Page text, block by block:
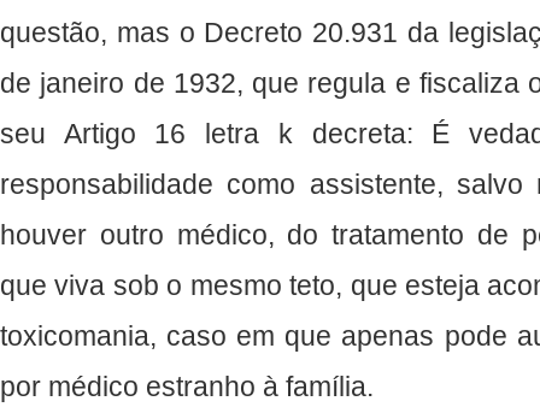
questão, mas o Decreto 20.931 da
de janeiro de 1932, que regula e fiscaliza
seu Artigo 16 letra k decreta: É
responsabilidade como assistente,
houver outro médico, do tratamento de
que viva sob o mesmo teto, que esteja
toxicomania, caso em que apenas pode
por médico estranho à família.